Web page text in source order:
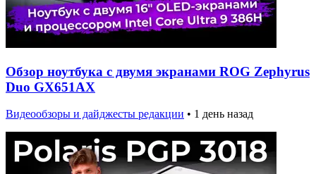
Обзор ноутбука с двумя экранами ROG Zephyrus
Duo GX651AX
Видеообзоры и дайджесты редакции • 1 день назад